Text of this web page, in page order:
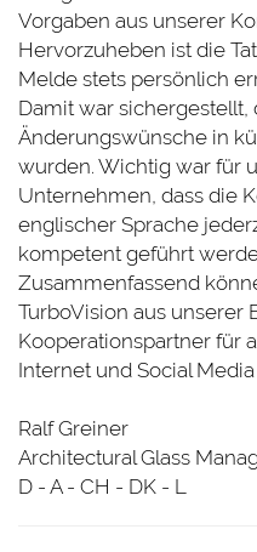
Vorgaben aus unserer
Hervorzuheben ist die
Melde stets persönlich
Damit war sichergestellt,
Änderungswünsche in
wurden. Wichtig war für
Unternehmen, dass die
englischer Sprache
kompetent geführt
Zusammenfassend
TurboVision aus unserer
Kooperationspartner für
Internet und Social Media
Ralf Greiner
Architectural Glass
D - A - CH - DK - L